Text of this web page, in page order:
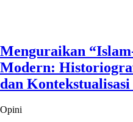
Menguraikan
Modern:
dan
Opini